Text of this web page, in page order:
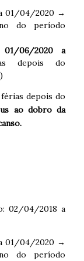
01/04/2020 →
do período
01/06/2020 a
depois do
depois do
ao dobro da
02/04/2018 a
01/04/2020 →
do período